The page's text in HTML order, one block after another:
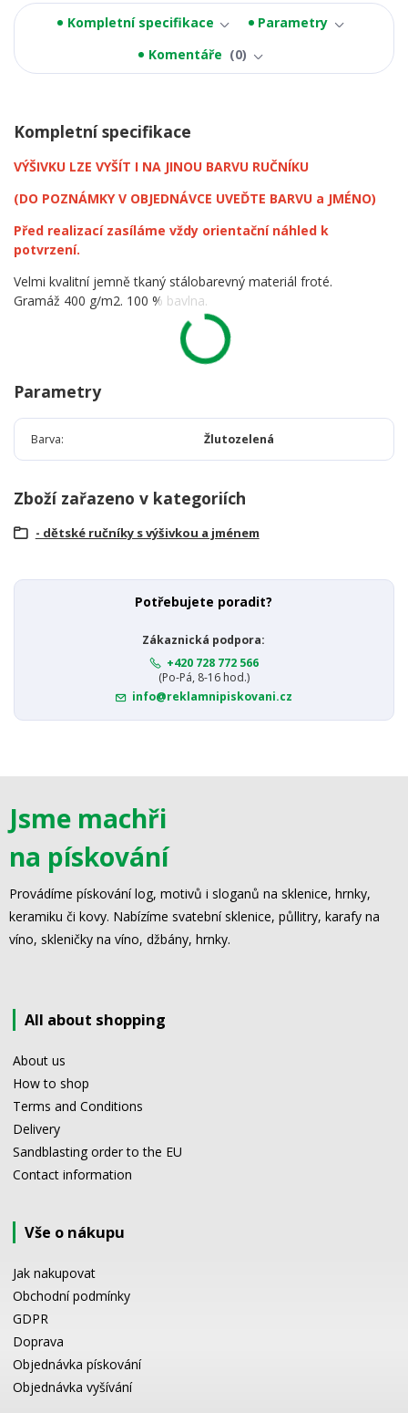
Kompletní specifikace
Parametry
Komentáře
0
Kompletní specifikace
VÝŠIVKU LZE VYŠÍT I NA JINOU BARVU RUČNÍKU
(DO POZNÁMKY V OBJEDNÁVCE UVEĎTE BARVU a JMÉNO)
Před realizací zasíláme vždy orientační náhled k
potvrzení.
Velmi kvalitní jemně tkaný stálobarevný materiál froté.
Gramáž 400 g/m2. 100 % bavlna.
Parametry
Barva Žlutozelená
Zboží zařazeno v kategoriích
- dětské ručníky s výšivkou a jménem
Potřebujete poradit?
Zákaznická podpora:
+420 728 772 566
(Po-Pá, 8-16 hod.)
info@reklamnipiskovani.cz
Jsme machři
na pískování
Provádíme pískování log, motivů i sloganů na sklenice, hrnky,
keramiku či kovy. Nabízíme svatební sklenice, půllitry, karafy na
víno, skleničky na víno, džbány, hrnky.
All about shopping
About us
How to shop
Terms and Conditions
Delivery
Sandblasting order to the EU
Contact information
Vše o nákupu
Jak nakupovat
Obchodní podmínky
GDPR
Doprava
Objednávka pískování
Objednávka vyšívání